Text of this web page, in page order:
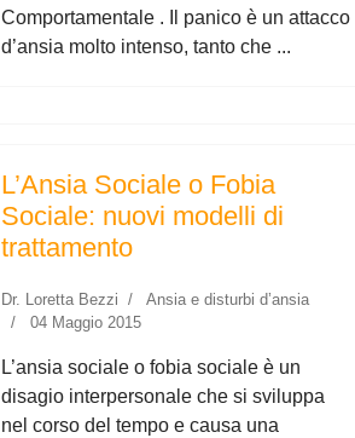
Comportamentale . Il panico è un attacco
d’ansia molto intenso, tanto che ...
L’Ansia Sociale o Fobia
Sociale: nuovi modelli di
trattamento
Dr. Loretta Bezzi
Ansia e disturbi d’ansia
04 Maggio 2015
L’ansia sociale o fobia sociale è un
disagio interpersonale che si sviluppa
nel corso del tempo e causa una